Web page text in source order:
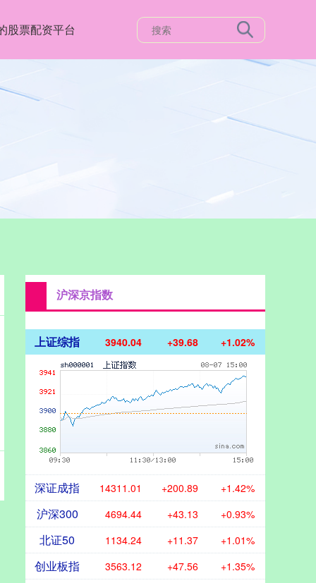
股票配资平台
沪深京指数
上证综指 3940.04 +39.68 +1.02%
深证成指 14311.01 +200.89 +1.42%
沪深300 4694.44 +43.13 +0.93%
北证50 1134.24 +11.37 +1.01%
创业板指 3563.12 +47.56 +1.35%